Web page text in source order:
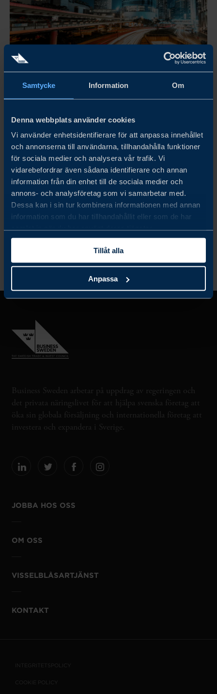
Samtycke Information Om
Denna webbplats använder cookies
Vi använder enhetsidentifierare för att anpassa innehållet
och annonserna till användarna, tillhandahålla funktioner
för sociala medier och analysera vår trafik. Vi
vidarebefordrar även sådana identifierare och annan
information från din enhet till de sociala medier och
annons- och analysföretag som vi samarbetar med.
Dessa kan i sin tur kombinera informationen med annan
information som du har tillhandahållit eller som de har
samlat in när du har använt deras tjänster.
Tillåt alla
Anpassa
Activity in Sweden will be during 29 June - 3 July;
followed by virtual activities
SWEDEN–HONG KONG SMART AGEING
ACCELERATOR PROGRAM
The Accelerator Program is aimed to facilitate connections
between Swedish elderly-care products/solutions providers
with key stakkeholders in Hong Kong, via physical
activities in Sweden and virtual meetings.
Business Sweden arbetar på uppdrag av regeringen och
det privata näringslivet för att hjälpa svenska företag att
öka sin globala försäljning och internationella företag att
investera och expandera i Sverige.
JOBBA HOS OSS
OM OSS
VISSELBLÅSARTJÄNST
KONTAKT
INTEGRITETSPOLICY
COOKIE POLICY